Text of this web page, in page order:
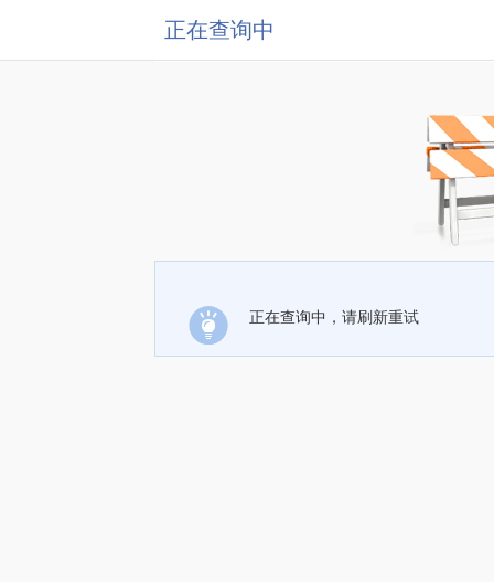
正在查询中
正在查询中，请刷新重试